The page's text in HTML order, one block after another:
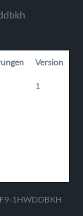
Version
1
1HWDDBKH